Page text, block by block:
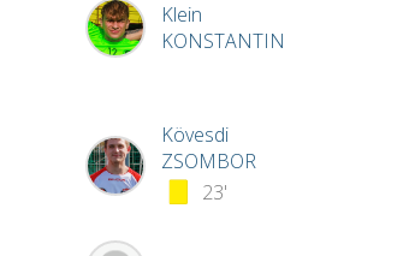
Klein
KONSTANTIN
Kövesdi
ZSOMBOR
23'